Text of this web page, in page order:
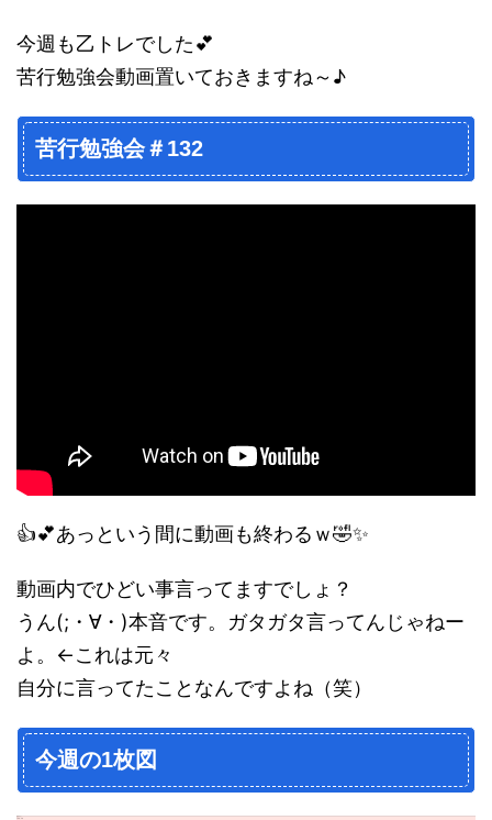
今週も乙トレでした💕
苦行勉強会動画置いておきますね～♪
苦行勉強会＃132
👍💕あっという間に動画も終わるｗ🤣✨
動画内でひどい事言ってますでしょ？
うん(;・∀・)本音です。ガタガタ言ってんじゃねー
よ。←これは元々
自分に言ってたことなんですよね（笑）
今週の1枚図